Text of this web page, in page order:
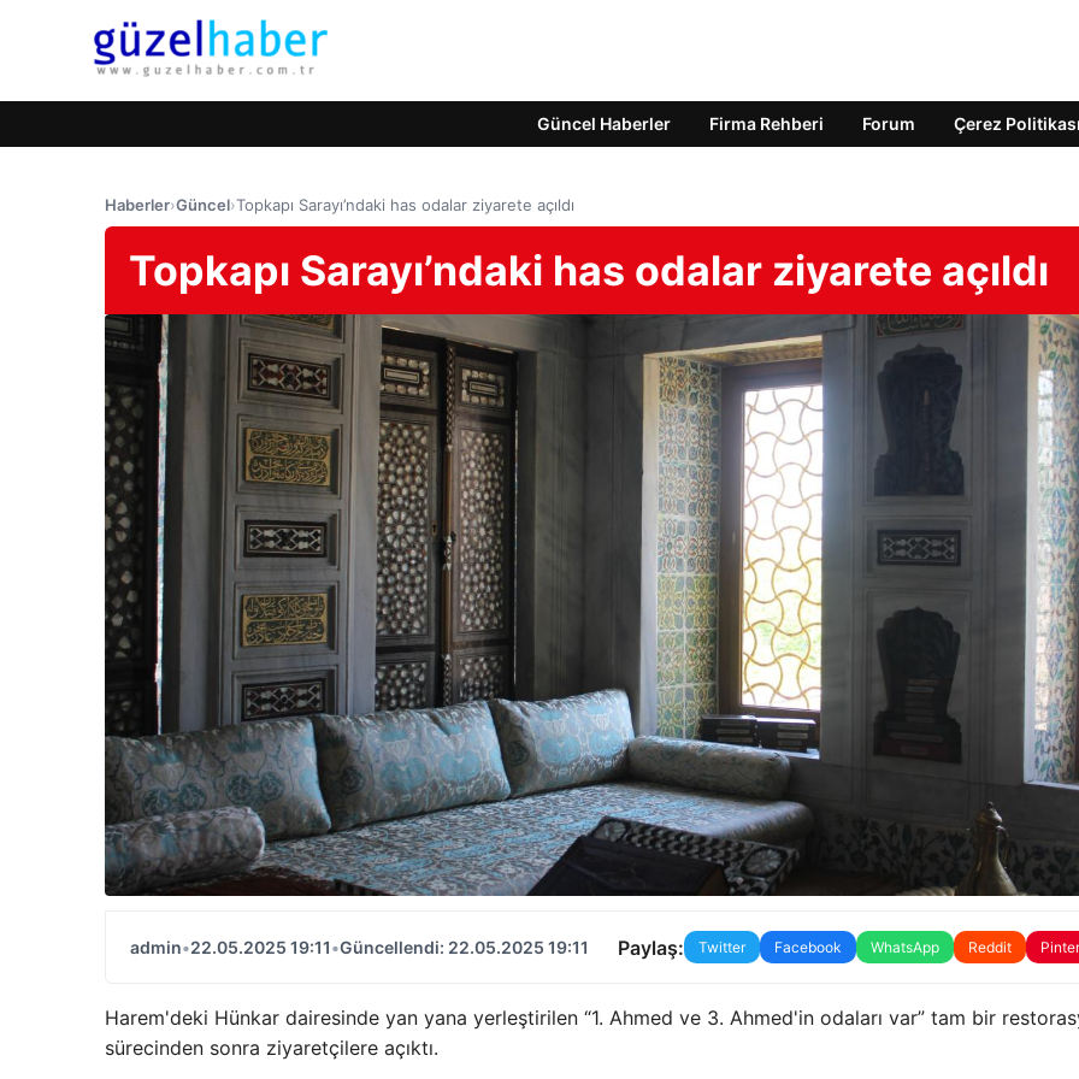
Güncel Haberler Firma Rehberi Forum Çerez Politikası
Haberler›Güncel›Topkapı Sarayı’ndaki has odalar ziyarete açıldı
Topkapı Sarayı’ndaki has odalar ziyarete açıldı
admin•22.05.2025 19:11•Güncellendi: 22.05.2025 19:11 Paylaş: Twitter Facebook WhatsApp Reddit
Harem'deki Hünkar dairesinde yan yana yerleştirilen “1. Ahmed ve 3. Ahmed'in odaları var” tam bir
sürecinden sonra ziyaretçilere açıktı.